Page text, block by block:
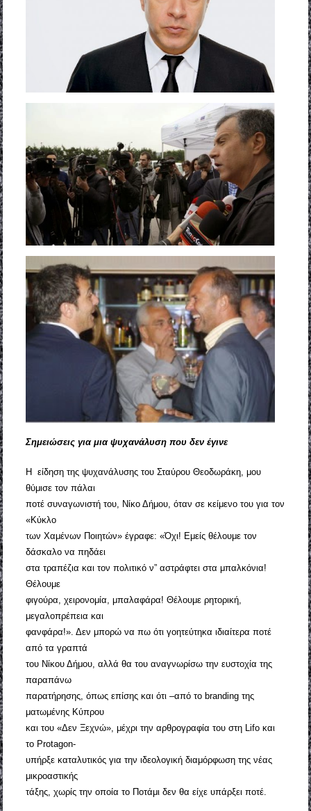
Σημειώσεις για μια ψυχανάλυση που δεν έγινε
Η είδηση της ψυχανάλυσης του Σταύρου Θεοδωράκη, μου
θύμισε τον πάλαι
ποτέ συναγωνιστή του, Νίκο Δήμου, όταν σε κείμενο του για τον
«Κύκλο
των Χαμένων Ποιητών» έγραφε: «Όχι! Εμείς θέλουμε τον
δάσκαλο να πηδάει
στα τραπέζια και τον πολιτικό ν” αστράφτει στα μπαλκόνια!
Θέλουμε
φιγούρα, χειρονομία, μπαλαφάρα! Θέλουμε ρητορική,
μεγαλοπρέπεια και
φανφάρα!». Δεν μπορώ να πω ότι γοητεύτηκα ιδιαίτερα ποτέ
από τα γραπτά
του Νίκου Δήμου, αλλά θα του αναγνωρίσω την ευστοχία της
παραπάνω
παρατήρησης, όπως επίσης και ότι –από το branding της
ματωμένης Κύπρου
και του «Δεν Ξεχνώ», μέχρι την αρθρογραφία του στη Lifo και
το Protagon-
υπήρξε καταλυτικός για την ιδεολογική διαμόρφωση της νέας
μικροαστικής
τάξης, χωρίς την οποία το Ποτάμι δεν θα είχε υπάρξει ποτέ.